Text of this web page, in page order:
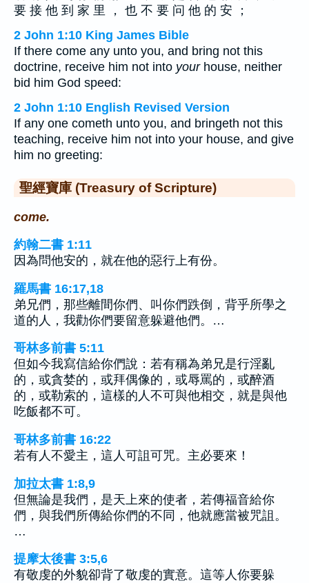
要 接 他 到 家 里 ， 也 不 要 问 他 的 安 ；
2 John 1:10 King James Bible
If there come any unto you, and bring not this
doctrine, receive him not into yourhouse, neither
bid him God speed:
2 John 1:10 English Revised Version
If any one cometh unto you, and bringeth not this
teaching, receive him not into your house, and give
him no greeting:
聖經寶庫 (Treasury of Scripture)
come.
約翰二書 1:11
因為問他安的，就在他的惡行上有份。
羅馬書 16:17,18
弟兄們，那些離間你們、叫你們跌倒，背乎所學之
道的人，我勸你們要留意躲避他們。…
哥林多前書 5:11
但如今我寫信給你們說：若有稱為弟兄是行淫亂
的，或貪婪的，或拜偶像的，或辱罵的，或醉酒
的，或勒索的，這樣的人不可與他相交，就是與他
吃飯都不可。
哥林多前書 16:22
若有人不愛主，這人可詛可咒。主必要來！
加拉太書 1:8,9
但無論是我們，是天上來的使者，若傳福音給你
們，與我們所傳給你們的不同，他就應當被咒詛。
…
提摩太後書 3:5,6
有敬虔的外貌卻背了敬虔的實意。這等人你要躲